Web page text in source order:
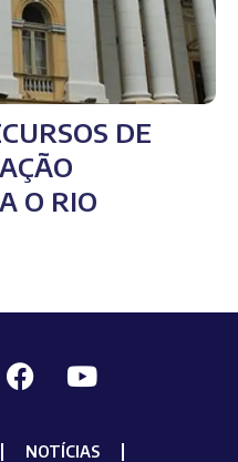
DE
O RIO
NOTÍCIAS